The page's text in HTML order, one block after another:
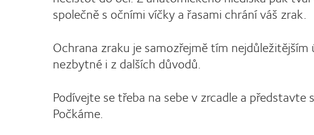
společně s očními víčky a řasami chrání váš zrak.
Ochrana zraku je samozřejmě tím
nezbytné i z dalších důvodů.
Podívejte se třeba na sebe v zrcadle a
Počkáme.